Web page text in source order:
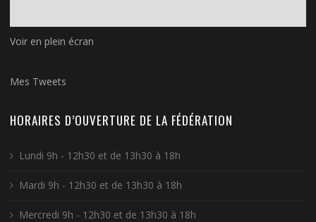
Voir en plein écran
Mes Tweets
HORAIRES D’OUVERTURE DE LA FÉDÉRATION
Lundi 9h - 12h30 et de 13h30 à 18h
Mardi 9h - 12h30 et de 13h30 à 18h
Mercredi 9h - 12h30 et de 13h30 à 18h